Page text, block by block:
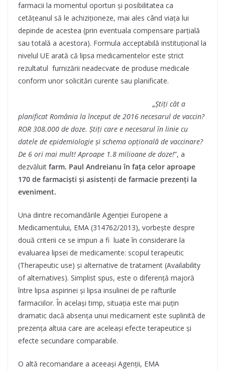
farmacii la momentul oportun și posibilitatea ca
cetățeanul să le achiziționeze, mai ales când viața lui
depinde de acestea (prin eventuala compensare parțială
sau totală a acestora). Formula acceptabilă instituțional la
nivelul UE arată că lipsa medicamentelor este strict
rezultatul furnizării neadecvate de produse medicale
conform unor solicitări curente sau planificate.
„Știți cât a
planificat România la început de 2016 necesarul de vaccin?
ROR 308.000 de doze. Știți care e necesarul în linie cu
datele de epidemiologie și schema opțională de vaccinare?
De 6 ori mai mult! Aproape 1.8 milioane de doze!”, a
dezvăluit farm. Paul Andreianu în fața celor aproape
170 de farmaciști și asistenți de farmacie prezenți la
eveniment.
Una dintre recomandările Agenției Europene a
Medicamentului, EMA (314762/2013), vorbește despre
două criterii ce se impun a fi luate în considerare la
evaluarea lipsei de medicamente: scopul terapeutic
(Therapeutic use) și alternative de tratament (Availability
of alternatives). Simplist spus, este o diferență majoră
între lipsa aspirinei și lipsa insulinei de pe rafturile
farmaciilor. În același timp, situația este mai puțin
dramatic dacă absența unui medicament este suplinită de
prezența altuia care are aceleași efecte terapeutice și
efecte secundare comparabile.
O altă recomandare a aceeași Agenții, EMA